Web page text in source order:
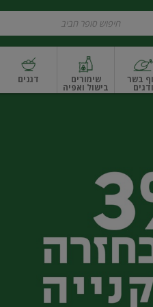
בשר
ודגים
שימורים
בישול ואפיה
דגנים
ואגוזיםפירות יבשים ארוזפירות